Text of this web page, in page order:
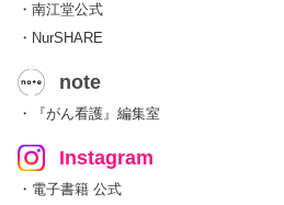
・南江堂公式
・NurSHARE
note
・『がん看護』編集室
Instagram
・電子書籍 公式